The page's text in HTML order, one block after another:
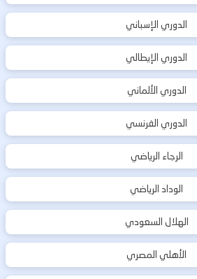
الدوري الإسباني
الدوري الإيطالي
الدوري الألماني
الدوري الفرنسي
الرجاء الرياضي
الوداد الرياضي
الهلال السعودي
الأهلي المصري